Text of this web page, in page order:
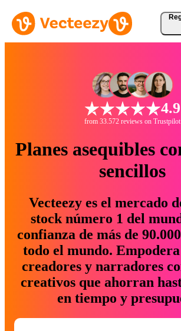
4.9
from 33.572 reviews on Trustpilot
Planes asequibles
sencillos
Vecteezy es el mercado
stock número 1 del
confianza de más de
todo el mundo.
creadores y narradores
creativos que ahorran
en tiempo y